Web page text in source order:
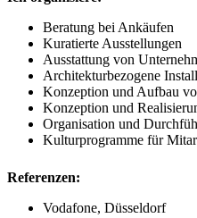
Beratung bei Ankäufen
Kuratierte Ausstellungen
Ausstattung von
Architekturbezogene
Konzeption und Aufbau
Konzeption und
Organisation und
Kulturprogramme für
Referenzen:
Vodafone, Düsseldorf